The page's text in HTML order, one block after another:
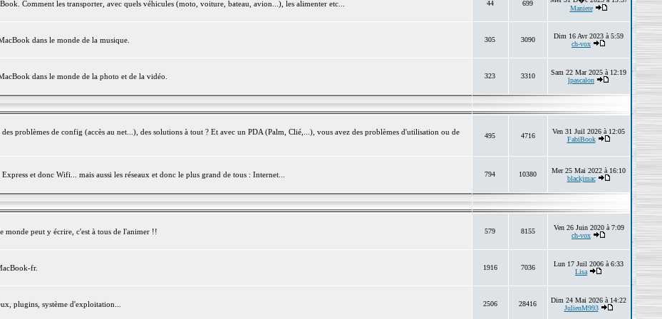
Comment les transporter, avec quels véhicules (moto, voiture, bateau, avion...), les alimenter etc... 44 699
Maniere
dans le monde de la musique. 305 3090
Dim 16 Avr 2023 à 5:59
ch-vox
dans le monde de la photo et de la vidéo. 323 3310
Sam 22 Mar 2025 à 12:19
lpascalon
problèmes de config (accès au net...), des solutions à tout ? Et avec un PDA (Palm, Clié,...), vous avez des problèmes d'utilisation ou de
495 4716
Ven 31 Juil 2026 à 12:05
FabiBook
et donc Wifi... mais aussi les réseaux et donc le plus grand de tous : Internet... 794 10380
Mer 25 Mai 2022 à 16:10
blackjmac
monde peut y écrire, c'est à tous de l'animer !! 579 8155
Ven 26 Juin 2020 à 7:09
ch-vox
fr. 1916 7036
Lun 17 Juil 2006 à 6:33
Lisa
plugins, système d'exploitation... 2506 28416
Dim 24 Mai 2026 à 14:22
JulienM993